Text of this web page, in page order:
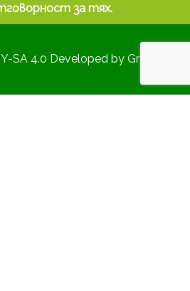
за тях.
SA 4.0 Developed by Gryd